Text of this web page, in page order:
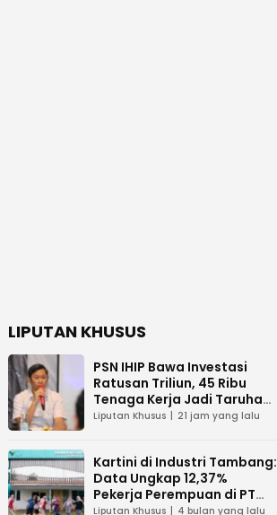
LIPUTAN KHUSUS
PSN IHIP Bawa Investasi
Ratusan Triliun, 45 Ribu
Tenaga Kerja Jadi Taruhan
di Balik Polemik Lahan Laoli
Liputan Khusus 21 jam yang lalu
Kartini di Industri Tambang:
Data Ungkap 12,37%
Pekerja Perempuan di PT
Vale Indonesia
Liputan Khusus 4 bulan yang lalu